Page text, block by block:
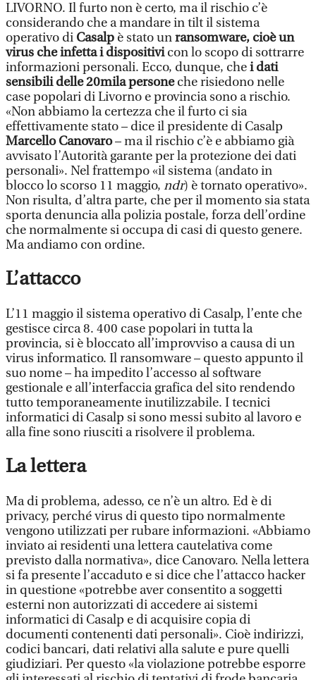
LIVORNO. Il furto non è certo, ma il rischio c’è
considerando che a mandare in tilt il sistema
operativo di Casalp è stato unransomware, cioè un
virus che infetta i dispositivi con lo scopo di sottrarre
informazioni personali. Ecco, dunque, chei dati
sensibili delle 20mila personeche risiedono nelle
case popolari di Livorno e provincia sono a rischio.
«Non abbiamo la certezza che il furto ci sia
effettivamente stato – dice il presidente di Casalp
Marcello Canovaro– ma il rischio c’è e abbiamo già
avvisato l’Autorità garante per la protezione dei dati
personali». Nel frattempo «il sistema (andato in
blocco lo scorso 11 maggio, ndr) è tornato operativo».
Non risulta, d’altra parte, che per il momento sia stata
sporta denuncia alla polizia postale, forza dell’ordine
che normalmente si occupa di casi di questo genere.
Ma andiamo con ordine.
L’attacco
L’11 maggio il sistema operativo di Casalp, l’ente che
gestisce circa 8. 400 case popolari in tutta la
provincia, si è bloccato all’improvviso a causa di un
virus informatico. Il ransomware – questo appunto il
suo nome – ha impedito l’accesso al software
gestionale e all’interfaccia grafica del sito rendendo
tutto temporaneamente inutilizzabile. I tecnici
informatici di Casalp si sono messi subito al lavoro e
alla fine sono riusciti a risolvere il problema.
La lettera
Ma di problema, adesso, ce n’è un altro. Ed è di
privacy, perché virus di questo tipo normalmente
vengono utilizzati per rubare informazioni. «Abbiamo
inviato ai residenti una lettera cautelativa come
previsto dalla normativa», dice Canovaro. Nella lettera
si fa presente l’accaduto e si dice che l’attacco hacker
in questione «potrebbe aver consentito a soggetti
esterni non autorizzati di accedere ai sistemi
informatici di Casalp e di acquisire copia di
documenti contenenti dati personali». Cioè indirizzi,
codici bancari, dati relativi alla salute e pure quelli
giudiziari. Per questo «la violazione potrebbe esporre